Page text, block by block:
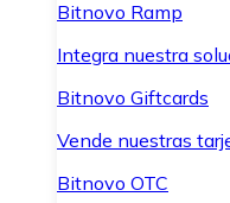
Bitnovo Ramp
Integra nuestra
Bitnovo Giftcards
Vende nuestras
Bitnovo OTC